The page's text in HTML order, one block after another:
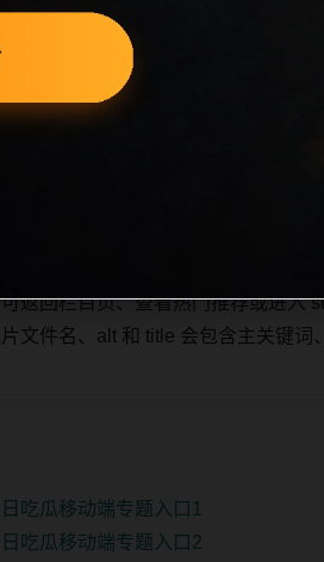
随主关键词、栏目词和文章标题生
重复，则不进入发布队列。本页还
性。第3条内容作为初始建设页，
返回栏目页、查看热门推荐或进入
文件名、alt 和 title 会包含主关键词
吃瓜移动端专题入口1
吃瓜移动端专题入口2